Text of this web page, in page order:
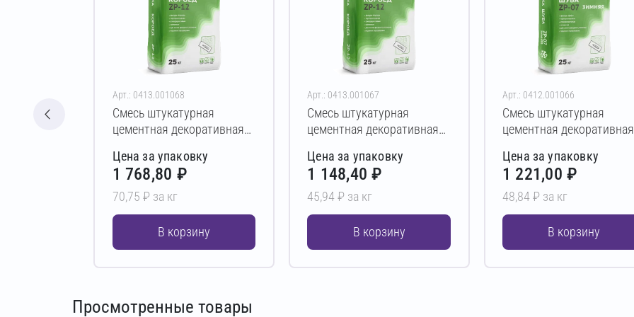
Арт.: 0413.001068
Смесь штукатурная
цементная декоративная
(3,0 мм)
Цена за упаковку
1 768,80 ₽
70,75 ₽ за кг
В корзину
Арт.: 0413.001067
Смесь штукатурная
цементная декоративная
(2,0 мм)
Цена за упаковку
1 148,40 ₽
45,94 ₽ за кг
В корзину
Арт.: 0412.001066
Смесь штукатурная
цементная декоративная
25 кг (2,0 мм)
Цена за упаковку
1 221,00 ₽
48,84 ₽ за кг
В корзину
Просмотренные товары